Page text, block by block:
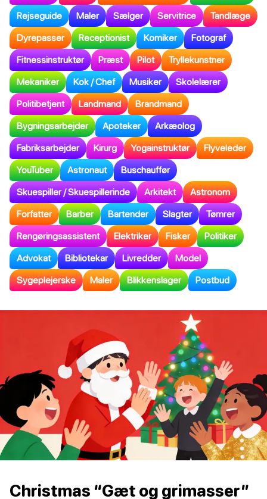
Rejseguide Maler Sælger Servitrice Tandlæge
Dyrepasser Receptionist Komiker Fotograf
Fitnessinstruktør Præst Pilot Tryllekunstner
Mekaniker Kok / Chef Musiker Skolelærer
Politibetjent Landmand Brandmand
Bygningsarbejder Apoteker Arkæolog
Fabriksarbejder Kirurg Yogainstruktør Flyveleder
YouTuber Astronaut Buschauffør
Skuespiller / Skuespillerinde Arkitekt Astronom
Forfatter Barber Bartender Slagter Tømrer
Rengøringsassistent Elektriker Fisker Politiker
Advokat Bibliotekar Livredder Model
Sygeplejerske Maler Blikkenslager Postbud
Christmas “Gæt og grimasser”